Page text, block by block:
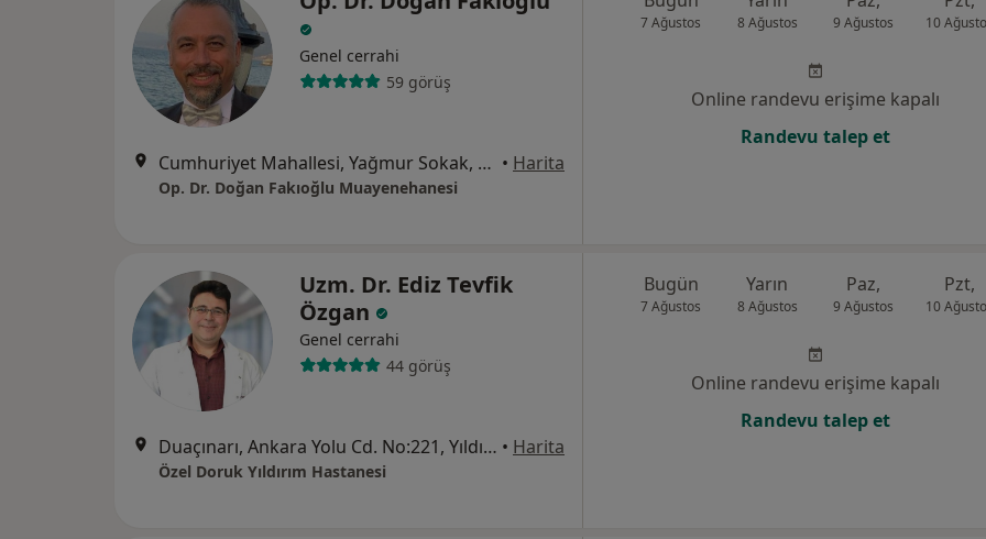
Genel cerrahi
59 görüş
Cumhuriyet Mahallesi, Yağmur Sokak, Çamlık Sitesi, C Blok No:12 D:10 Kat:5, Bursa • Harita
Op. Dr. Doğan Fakıoğlu Muayenehanesi
7 Ağustos 8 Ağustos 9 Ağustos 10
Online randevu erişime kapalı
Randevu talep et
Uzm. Dr. Ediz Tevfik
Özgan
Genel cerrahi
44 görüş
Duaçınarı, Ankara Yolu Cd. No:221, Yıldırım • Harita
Özel Doruk Yıldırım Hastanesi
Bugün
7 Ağustos
Yarın
8 Ağustos
Paz,
9 Ağustos
Pzt,
10
Online randevu erişime kapalı
Randevu talep et